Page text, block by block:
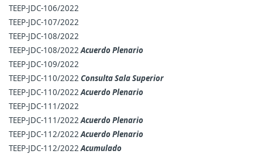
TEEP-JDC-106/2022
TEEP-JDC-107/2022
TEEP-JDC-108/2022
TEEP-JDC-108/2022Acuerdo Plenario
TEEP-JDC-109/2022
TEEP-JDC-110/2022 Consulta Sala Superior
TEEP-JDC-110/2022Acuerdo Plenario
TEEP-JDC-111/2022
TEEP-JDC-111/2022Acuerdo Plenario
TEEP-JDC-112/2022Acuerdo Plenario
TEEP-JDC-112/2022Acumulado